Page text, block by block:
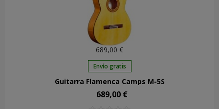
689,00 €
Envío gratis
Guitarra Flamenca Camps M-5S
Precio
689,00 €